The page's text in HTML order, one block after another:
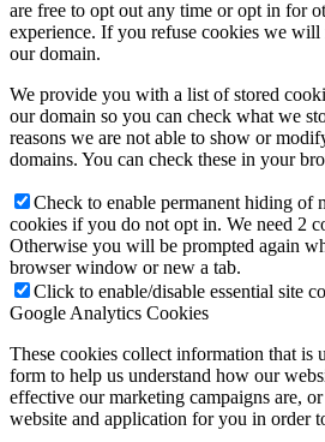
are free to opt out any time or opt in for
experience. If you refuse cookies we will
our domain.
We provide you with a list of stored
our domain so you can check what we
reasons we are not able to show or
domains. You can check these in your
Check to enable permanent hiding of
cookies if you do not opt in. We need 2
Otherwise you will be prompted again
browser window or new a tab.
Click to enable/disable essential site
Google Analytics Cookies
These cookies collect information that is
form to help us understand how our
effective our marketing campaigns are,
website and application for you in order